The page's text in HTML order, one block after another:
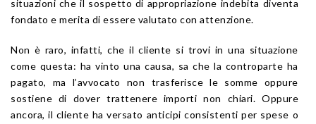
situazioni che il sospetto di appropriazione indebita diventa
fondato e merita di essere valutato con attenzione.
Non è raro, infatti, che il cliente si trovi in una situazione
come questa: ha vinto una causa, sa che la controparte ha
pagato, ma l’avvocato non trasferisce le somme oppure
sostiene di dover trattenere importi non chiari. Oppure
ancora, il cliente ha versato anticipi consistenti per spese o